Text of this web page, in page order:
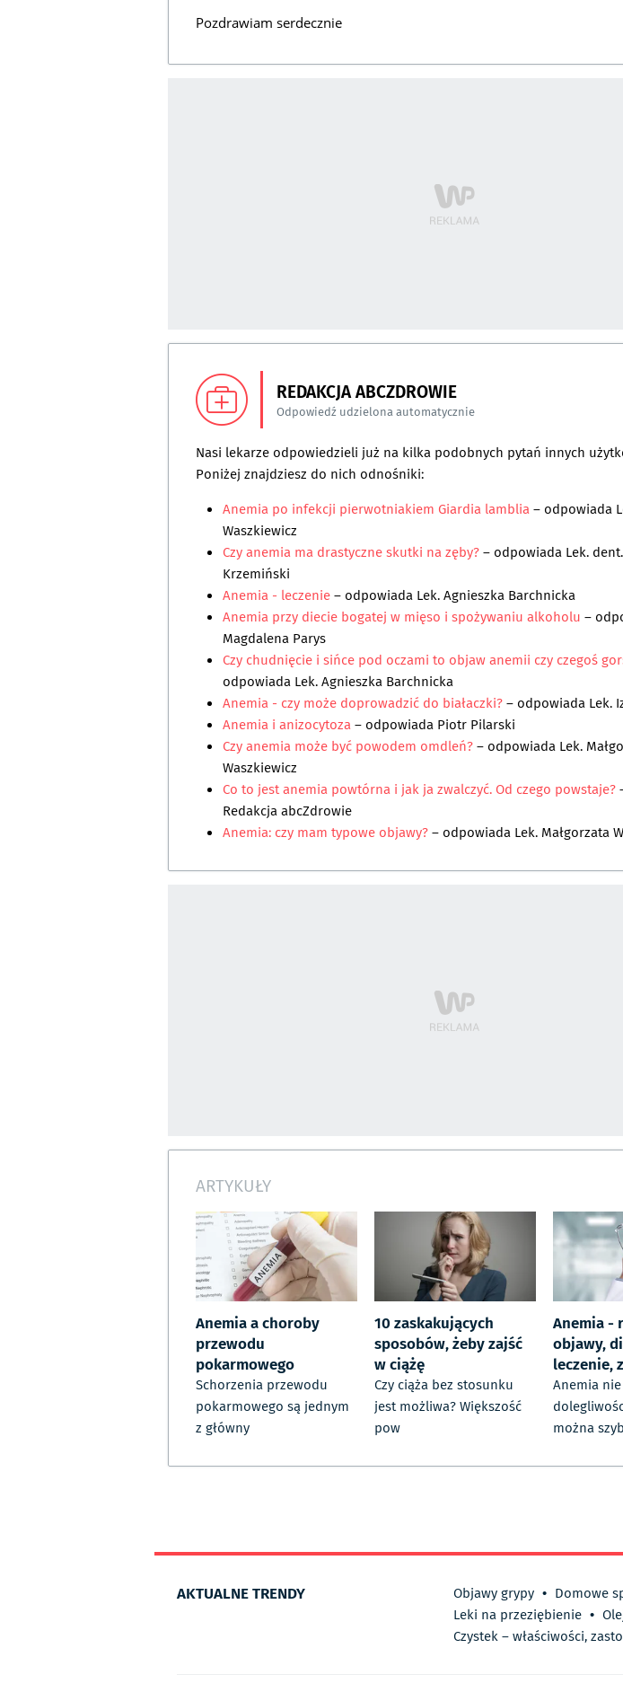
Pozdrawiam serdecznie
REDAKCJA ABCZDROWIE
Odpowiedź udzielona automatycznie
Nasi lekarze odpowiedzieli już na kilka podobnych pytań innych
Poniżej znajdziesz do nich odnośniki:
Anemia po infekcji pierwotniakiem Giardia lamblia– odpowiada
Waszkiewicz
Czy anemia ma drastyczne skutki na zęby?– odpowiada Lek.
Krzemiński
Anemia - leczenie– odpowiada Lek. Agnieszka Barchnicka
Anemia przy diecie bogatej w mięso i spożywaniu alkoholu –
Magdalena Parys
Czy chudnięcie i sińce pod oczami to objaw anemii czy czegoś
odpowiada Lek. Agnieszka Barchnicka
Anemia - czy może doprowadzić do białaczki?– odpowiada Lek.
Anemia i anizocytoza– odpowiada Piotr Pilarski
Czy anemia może być powodem omdleń?– odpowiada Lek.
Waszkiewicz
Co to jest anemia powtórna i jak ja zwalczyć. Od czego powstaje?
Redakcja abcZdrowie
Anemia: czy mam typowe objawy?– odpowiada Lek. Małgorzata
ARTYKUŁY
Anemia a choroby
przewodu
pokarmowego
Schorzenia przewodu
pokarmowego są jednym
z główny
10 zaskakujących
sposobów, żeby zajść
w ciążę
Czy ciąża bez stosunku
jest możliwa? Większość
pow
Anemia -
objawy,
leczenie,
Anemia
można
AKTUALNE TRENDY Objawy grypy • Domowe
Leki na przeziębienie •
Czystek – właściwości,